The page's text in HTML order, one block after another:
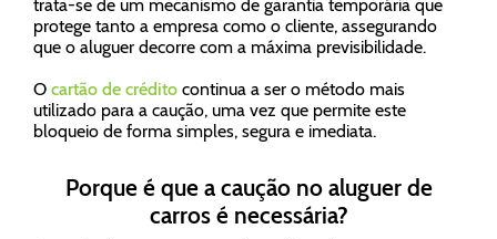
trata-se de um mecanismo de garantia temporária que
protege tanto a empresa como o cliente, assegurando
que o aluguer decorre com a máxima previsibilidade.
O cartão de crédito continua a ser o método mais
utilizado para a caução, uma vez que permite este
bloqueio de forma simples, segura e imediata.
Porque é que a caução no aluguer de
carros é necessária?